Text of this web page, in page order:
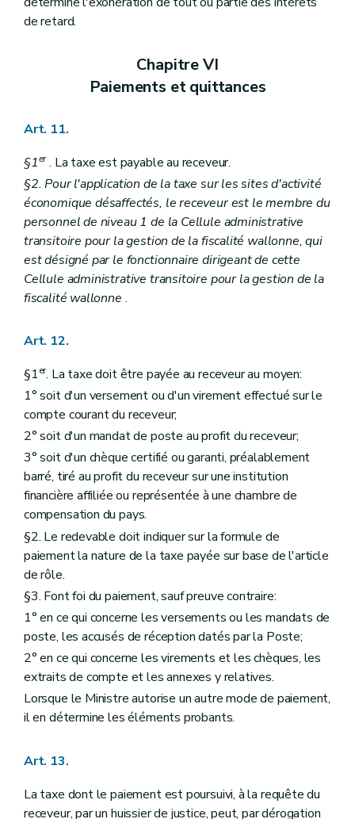
de retard.
Chapitre VI
Paiements et quittances
Art. 11.
§1er. La taxe est payable au receveur.
§2. Pour l'application de la taxe sur les sites d'activité
économique désaffectés, le receveur est le membre du
personnel de niveau 1 de la Cellule administrative
transitoire pour la gestion de la fiscalité wallonne, qui
est désigné par le fonctionnaire dirigeant de cette
Cellule administrative transitoire pour la gestion de la
fiscalité wallonne .
Art. 12.
§1er. La taxe doit être payée au receveur au moyen:
1° soit d'un versement ou d'un virement effectué sur le
compte courant du receveur;
2° soit d'un mandat de poste au profit du receveur;
3° soit d'un chèque certifié ou garanti, préalablement
barré, tiré au profit du receveur sur une institution
financière affiliée ou représentée à une chambre de
compensation du pays.
§2. Le redevable doit indiquer sur la formule de
paiement la nature de la taxe payée sur base de l'article
de rôle.
§3. Font foi du paiement, sauf preuve contraire:
1° en ce qui concerne les versements ou les mandats de
poste, les accusés de réception datés par la Poste;
2° en ce qui concerne les virements et les chèques, les
extraits de compte et les annexes y relatives.
Lorsque le Ministre autorise un autre mode de paiement,
il en détermine les éléments probants.
Art. 13.
La taxe dont le paiement est poursuivi, à la requête du
receveur, par un huissier de justice, peut, par dérogation